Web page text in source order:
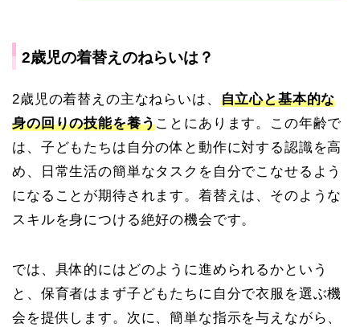
2歳児の着替えのねらいは？
2歳児の着替えの主なねらいは、 自立心と基本的な
身の回りの技能を養うことにあります。この年齢で
は、子どもたちは自分の体と動作に対する認識を高
め、日常生活の簡単なタスクを自分でこなせるよう
になることが期待されます。着替えは、そのような
スキルを身につける絶好の機会です。
では、具体的にはどのように進められるかという
と、保育者はまず子どもたちに自分で衣服を選ぶ機
会を提供します。次に、簡単な指示を与えながら、